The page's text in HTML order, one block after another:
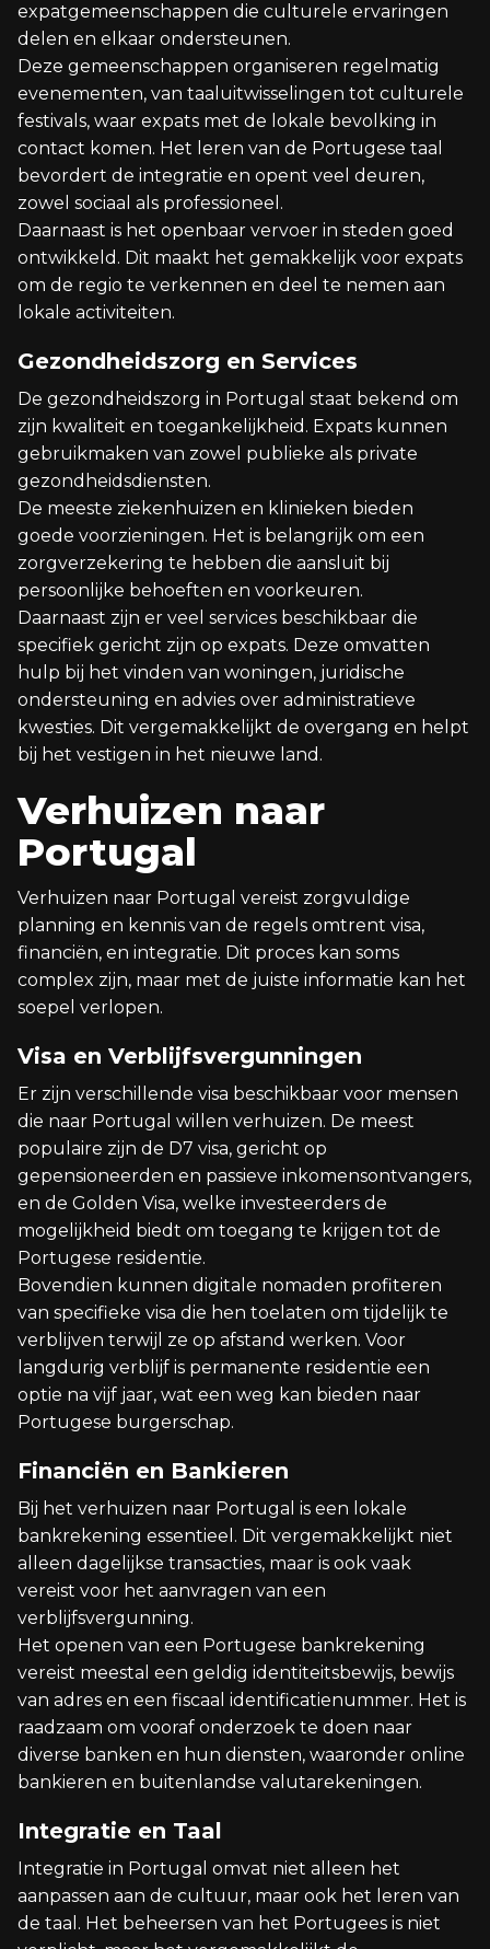
expatgemeenschappen die culturele ervaringen
delen en elkaar ondersteunen.
Deze gemeenschappen organiseren regelmatig
evenementen, van taaluitwisselingen tot culturele
festivals, waar expats met de lokale bevolking in
contact komen. Het leren van de Portugese taal
bevordert de integratie en opent veel deuren,
zowel sociaal als professioneel.
Daarnaast is het openbaar vervoer in steden goed
ontwikkeld. Dit maakt het gemakkelijk voor expats
om de regio te verkennen en deel te nemen aan
lokale activiteiten.
Gezondheidszorg en Services
De gezondheidszorg in Portugal staat bekend om
zijn kwaliteit en toegankelijkheid. Expats kunnen
gebruikmaken van zowel publieke als private
gezondheidsdiensten.
De meeste ziekenhuizen en klinieken bieden
goede voorzieningen. Het is belangrijk om een
zorgverzekering te hebben die aansluit bij
persoonlijke behoeften en voorkeuren.
Daarnaast zijn er veel services beschikbaar die
specifiek gericht zijn op expats. Deze omvatten
hulp bij het vinden van woningen, juridische
ondersteuning en advies over administratieve
kwesties. Dit vergemakkelijkt de overgang en helpt
bij het vestigen in het nieuwe land.
Verhuizen naar
Portugal
Verhuizen naar Portugal vereist zorgvuldige
planning en kennis van de regels omtrent visa,
financiën, en integratie. Dit proces kan soms
complex zijn, maar met de juiste informatie kan het
soepel verlopen.
Visa en Verblijfsvergunningen
Er zijn verschillende visa beschikbaar voor mensen
die naar Portugal willen verhuizen. De meest
populaire zijn de D7 visa, gericht op
gepensioneerden en passieve inkomensontvangers,
en de Golden Visa, welke investeerders de
mogelijkheid biedt om toegang te krijgen tot de
Portugese residentie.
Bovendien kunnen digitale nomaden profiteren
van specifieke visa die hen toelaten om tijdelijk te
verblijven terwijl ze op afstand werken. Voor
langdurig verblijf is permanente residentie een
optie na vijf jaar, wat een weg kan bieden naar
Portugese burgerschap.
Financiën en Bankieren
Bij het verhuizen naar Portugal is een lokale
bankrekening essentieel. Dit vergemakkelijkt niet
alleen dagelijkse transacties, maar is ook vaak
vereist voor het aanvragen van een
verblijfsvergunning.
Het openen van een Portugese bankrekening
vereist meestal een geldig identiteitsbewijs, bewijs
van adres en een fiscaal identificatienummer. Het is
raadzaam om vooraf onderzoek te doen naar
diverse banken en hun diensten, waaronder online
bankieren en buitenlandse valutarekeningen.
Integratie en Taal
Integratie in Portugal omvat niet alleen het
aanpassen aan de cultuur, maar ook het leren van
de taal. Het beheersen van het Portugees is niet